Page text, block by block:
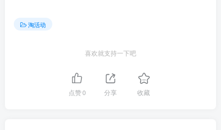
淘活动
喜欢就支持一下吧
点赞0 分享 收藏